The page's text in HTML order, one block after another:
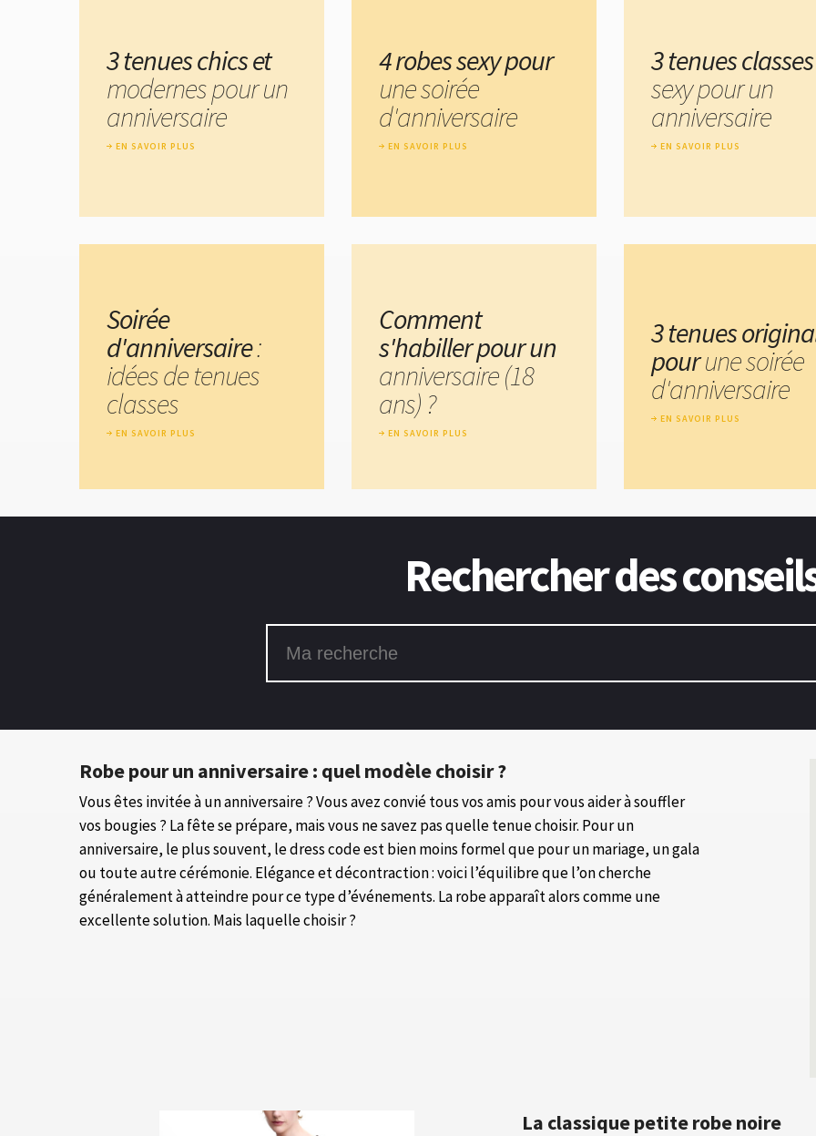
Robe pour un anniversaire : quel modèle choisir ?
Vous êtes invitée à un anniversaire ? Vous avez convié tous vos amis pour vous aider à souffler
vos bougies ? La fête se prépare, mais vous ne savez pas quelle tenue choisir. Pour un
anniversaire, le plus souvent, le dress code est bien moins formel que pour un mariage, un gala
ou toute autre cérémonie. Elégance et décontraction : voici l’équilibre que l’on cherche
généralement à atteindre pour ce type d’événements. La robe apparaît alors comme une
excellente solution. Mais laquelle choisir ?
La classique petite robe noire
3 tenues chics et
modernes pour un
anniversaire
EN SAVOIR PLUS
4 robes sexy pour
une soirée
d'anniversaire
EN SAVOIR PLUS
3 tenues
sexy pour un
anniversaire
EN SAVOIR PLUS
Soirée
d'anniversaire:
idées de tenues
classes
EN SAVOIR PLUS
Comment
s'habiller pour un
anniversaire (18
ans) ?
EN SAVOIR PLUS
3 tenues
pourune soirée
d'anniversaire
EN SAVOIR PLUS
Rechercher des